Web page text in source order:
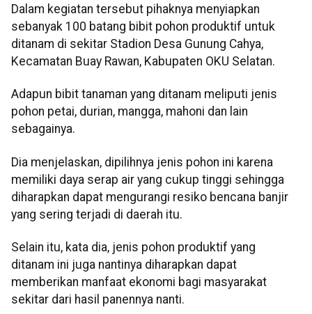
Dalam kegiatan tersebut pihaknya menyiapkan
sebanyak 100 batang bibit pohon produktif untuk
ditanam di sekitar Stadion Desa Gunung Cahya,
Kecamatan Buay Rawan, Kabupaten OKU Selatan.
Adapun bibit tanaman yang ditanam meliputi jenis
pohon petai, durian, mangga, mahoni dan lain
sebagainya.
Dia menjelaskan, dipilihnya jenis pohon ini karena
memiliki daya serap air yang cukup tinggi sehingga
diharapkan dapat mengurangi resiko bencana banjir
yang sering terjadi di daerah itu.
Selain itu, kata dia, jenis pohon produktif yang
ditanam ini juga nantinya diharapkan dapat
memberikan manfaat ekonomi bagi masyarakat
sekitar dari hasil panennya nanti.